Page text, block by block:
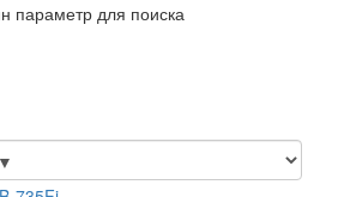
параметр для поиска